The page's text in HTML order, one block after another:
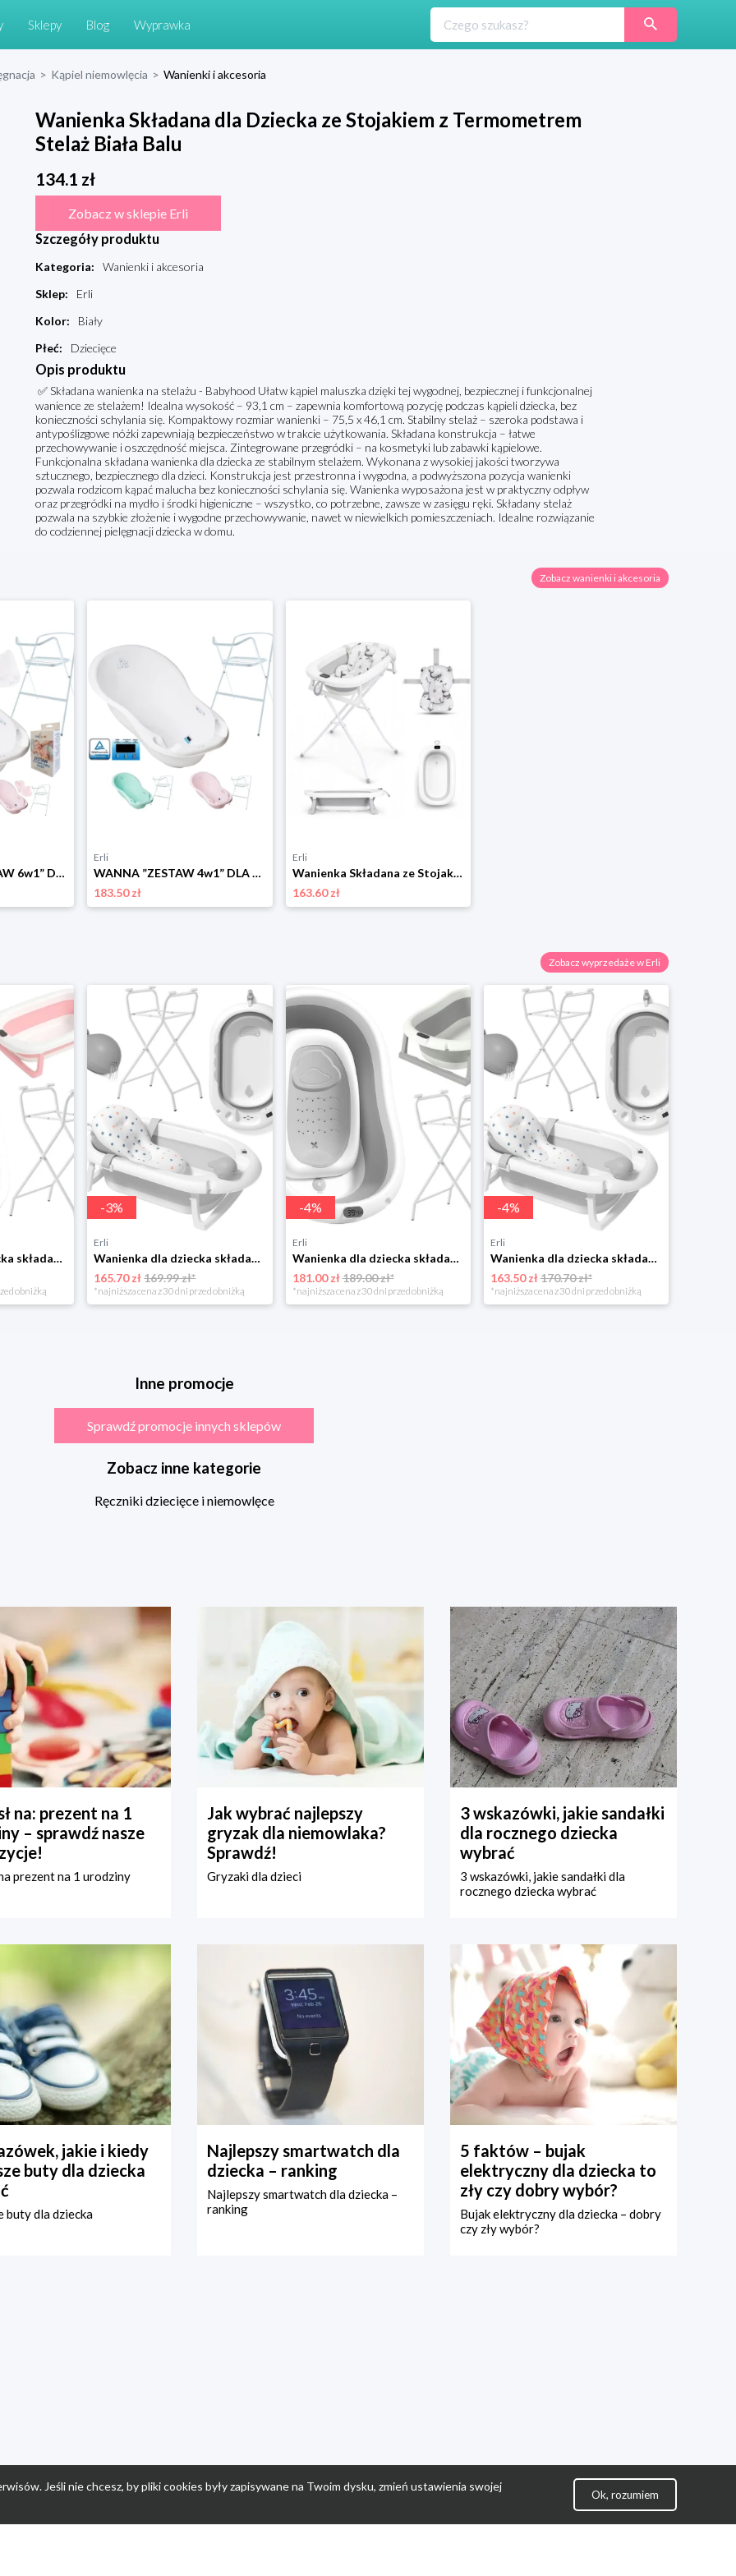
Sklepy Blog Wyprawka
> Kąpiel niemowlęcia > Wanienki i akcesoria
Wanienka Składana dla Dziecka ze Stojakiem z Termometrem
Stelaż Biała Balu
134.1 zł
Zobacz w sklepie Erli
Szczegóły produktu
Kategoria:
Wanienki i akcesoria
Sklep:
Erli
Kolor:
Biały
Płeć: Dziecięce
Opis produktu
✅ Składana wanienka na stelażu - Babyhood Ułatw kąpiel maluszka dzięki tej wygodnej, bezpiecznej i funkcjonalnej
wanience ze stelażem! Idealna wysokość – 93,1 cm – zapewnia komfortową pozycję podczas kąpieli dziecka, bez
konieczności schylania się. Kompaktowy rozmiar wanienki – 75,5 x 46,1 cm. Stabilny stelaż – szeroka podstawa i
antypoślizgowe nóżki zapewniają bezpieczeństwo w trakcie użytkowania. Składana konstrukcja – łatwe
przechowywanie i oszczędność miejsca. Zintegrowane przegródki – na kosmetyki lub zabawki kąpielowe.
Funkcjonalna składana wanienka dla dziecka ze stabilnym stelażem. Wykonana z wysokiej jakości tworzywa
sztucznego, bezpiecznego dla dzieci. Konstrukcja jest przestronna i wygodna, a podwyższona pozycja wanienki
pozwala rodzicom kąpać malucha bez konieczności schylania się. Wanienka wyposażona jest w praktyczny odpływ
oraz przegródki na mydło i środki higieniczne – wszystko, co potrzebne, zawsze w zasięgu ręki. Składany stelaż
pozwala na szybkie złożenie i wygodne przechowywanie, nawet w niewielkich pomieszczeniach. Idealne rozwiązanie
do codziennej pielęgnacji dziecka w domu.
Zobacz wanienki i akcesoria
WANIENKA ”ZESTAW 6w1” DLA DZIECKA TEGA BABY WANNA ODPŁYW STOJAK + AKCESORIA
Erli
WANNA ”ZESTAW 4w1” DLA DZIECKA TEGA WANIENKA DUŻA TERMOMETR KOREK STOJAK
183.50 zł
Erli
Wanienka Składana ze Stojakiem dla Dziecka z Termometrem LCD Poduszka I025
163.60 zł
Zobacz wyprzedaże w Erli
Wanienka dla dziecka składana ze stojakiem OLAF Leżak Termometr DUŻA wanna
obniżką
-3%
Erli
Wanienka dla dziecka składana VAIANA termometr PREMIUM wanna ze stojakiem
165.70 zł169.99 zł*
*najniższa cena z 30 dni przed obniżką
-4%
Erli
Wanienka dla dziecka składana ze stojakiem ARIEL Leżak Termometr DUŻA wanna
181.00 zł189.00 zł*
*najniższa cena z 30 dni przed obniżką
-4%
Erli
Wanienka dla dziecka składana VAIANA termometr PREMIUM wanna ze stojakiem
163.50 zł170.70 zł*
*najniższa cena z 30 dni przed obniżką
Inne promocje
Sprawdź promocje innych sklepów
Zobacz inne kategorie
Ręczniki dziecięce i niemowlęce
na: prezent na 1
– sprawdź nasze
prezent na 1 urodziny
Jak wybrać najlepszy
gryzak dla niemowlaka?
Sprawdź!
Gryzaki dla dzieci
3 wskazówki, jakie sandałki
dla rocznego dziecka
wybrać
3 wskazówki, jakie sandałki dla
rocznego dziecka wybrać
jakie i kiedy
buty dla dziecka
buty dla dziecka
Najlepszy smartwatch dla
dziecka – ranking
Najlepszy smartwatch dla dziecka –
ranking
5 faktów – bujak
elektryczny dla dziecka to
zły czy dobry wybór?
Bujak elektryczny dla dziecka – dobry
czy zły wybór?
Jeśli nie chcesz, by pliki cookies były zapisywane na Twoim dysku, zmień ustawienia swojej
Ok, rozumiem